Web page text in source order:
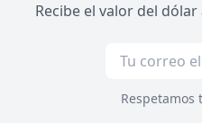
Recibe el valor del